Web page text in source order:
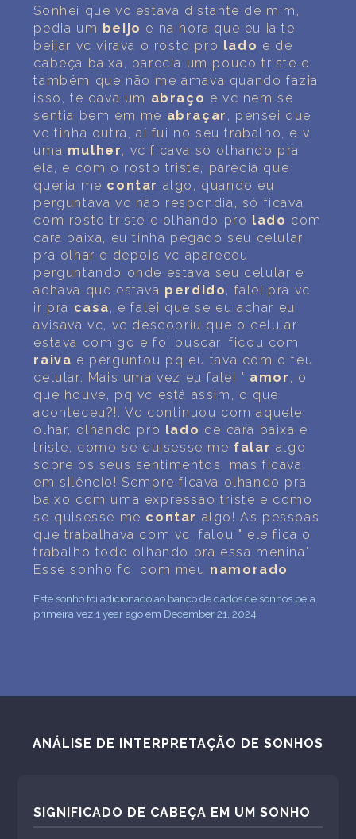
Sonhei que vc estava distante de mim,
pedia um beijo e na hora que eu ia te
beijar vc virava o rosto pro lado e de
cabeça baixa, parecia um pouco triste e
também que não me amava quando fazia
isso, te dava um abraço e vc nem se
sentia bem em me abraçar , pensei que
vc tinha outra, aí fui no seu trabalho, e vi
uma mulher, vc ficava só olhando pra
ela, e com o rosto triste, parecia que
queria me contar algo, quando eu
perguntava vc não respondia, só ficava
com rosto triste e olhando pro lado com
cara baixa, eu tinha pegado seu celular
pra olhar e depois vc apareceu
perguntando onde estava seu celular e
achava que estava perdido, falei pra vc
ir pra casa, e falei que se eu achar eu
avisava vc, vc descobriu que o celular
estava comigo e foi buscar, ficou com
raiva e perguntou pq eu tava com o teu
celular. Mais uma vez eu falei " amor , o
que houve, pq vc está assim, o que
aconteceu?!. Vc continuou com aquele
olhar, olhando pro lado de cara baixa e
triste, como se quisesse me falar algo
sobre os seus sentimentos, mas ficava
em silêncio! Sempre ficava olhando pra
baixo com uma expressão triste e como
se quisesse me contar algo! As pessoas
que trabalhava com vc, falou " ele fica o
trabalho todo olhando pra essa menina"
Esse sonho foi com meu namorado
Este sonho foi adicionado ao banco de dados de sonhos pela
primeira vez 1 year ago em December 21, 2024
ANÁLISE DE INTERPRETAÇÃO DE SONHOS
SIGNIFICADO DE CABEÇA EM UM SONHO